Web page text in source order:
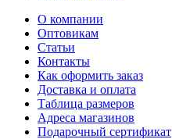
О компании
Оптовикам
Статьи
Контакты
Как оформить заказ
Доставка и оплата
Таблица размеров
Адреса магазинов
Подарочный сертификат